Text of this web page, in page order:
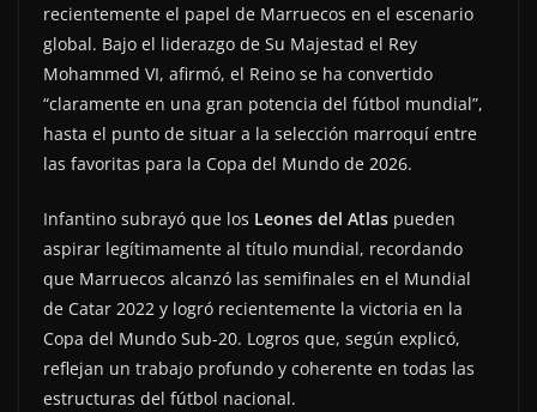
recientemente el papel de Marruecos en el escenario
global. Bajo el liderazgo de Su Majestad el Rey
Mohammed VI, afirmó, el Reino se ha convertido
“claramente en una gran potencia del fútbol mundial”,
hasta el punto de situar a la selección marroquí entre
las favoritas para la Copa del Mundo de 2026.
Infantino subrayó que los Leones del Atlas pueden
aspirar legítimamente al título mundial, recordando
que Marruecos alcanzó las semifinales en el Mundial
de Catar 2022 y logró recientemente la victoria en la
Copa del Mundo Sub-20. Logros que, según explicó,
reflejan un trabajo profundo y coherente en todas las
estructuras del fútbol nacional.